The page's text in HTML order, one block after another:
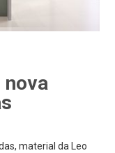
nova
material da Leo